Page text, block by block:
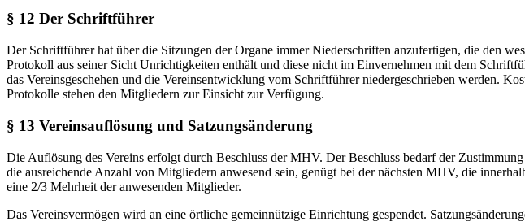
§ 12 Der Schriftführer
Der Schriftführer hat über die Sitzungen der Organe immer Niederschriften anzufertigen, die den
Protokoll aus seiner Sicht Unrichtigkeiten enthält und diese nicht im Einvernehmen mit dem
das Vereinsgeschehen und die Vereinsentwicklung vom Schriftführer niedergeschrieben werden.
Protokolle stehen den Mitgliedern zur Einsicht zur Verfügung.
§ 13 Vereinsauflösung und Satzungsänderung
Die Auflösung des Vereins erfolgt durch Beschluss der MHV. Der Beschluss bedarf der
die ausreichende Anzahl von Mitgliedern anwesend sein, genügt bei der nächsten MHV, die
eine 2/3 Mehrheit der anwesenden Mitglieder.
Das Vereinsvermögen wird an eine örtliche gemeinnützige Einrichtung gespendet.